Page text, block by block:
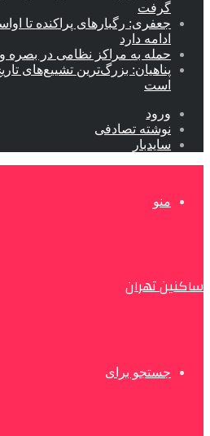
گرفت
جعفری: رگبارهای پراکنده تا
ادامه دارد
حمله به مراکز نظامی در بصره
پناهیان: بزرگ‌ترین تشییع‌های
است
ورود
نوشته تصادفی
سایدبار
منو
ساکنین تهران
جستجو برای